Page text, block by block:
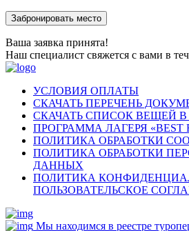
Ваша заявка принята!
Наш специалист свяжется с вами в
УСЛОВИЯ ОПЛАТЫ
СКАЧАТЬ ПЕРЕЧЕНЬ
СКАЧАТЬ СПИСОК ВЕЩЕЙ В
ПРОГРАММА ЛАГЕРЯ «BEST
ПОЛИТИКА ОБРАБОТКИ
ПОЛИТИКА ОБРАБОТКИ
ДАННЫХ
ПОЛИТИКА
ПОЛЬЗОВАТЕЛЬСКОЕ
Мы находимся в реестре